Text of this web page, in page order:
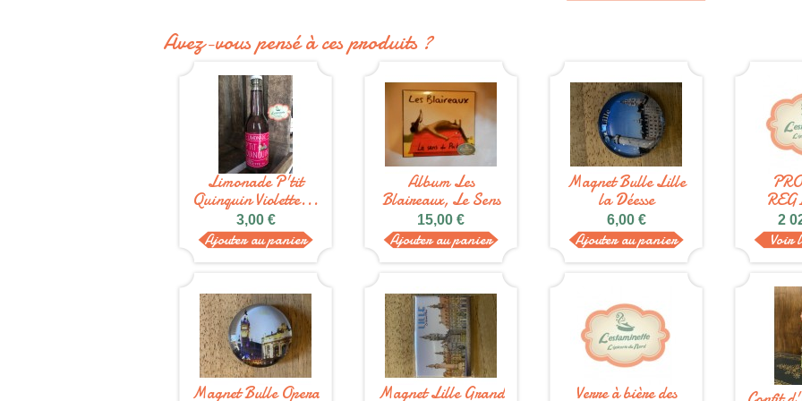
Avez-vous pensé à ces produits ?
Limonade P'tit
Quinquin Violette...
3,00 €
Ajouter au panier
Album Les
Blaireaux, Le Sens
du...
15,00 €
Ajouter au panier
Magnet Bulle Lille
la Déesse
6,00 €
Ajouter au panier
2
Voir
Magnet Bulle Opera
Magnet Lille Grand
Verre à bière des